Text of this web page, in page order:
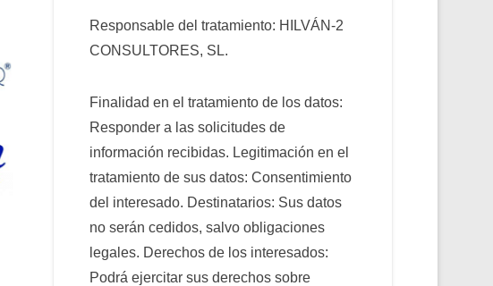
Responsable del tratamiento: HILVÁN-2
CONSULTORES, SL.
Finalidad en el tratamiento de los datos:
Responder a las solicitudes de
información recibidas. Legitimación en el
tratamiento de sus datos: Consentimiento
del interesado. Destinatarios: Sus datos
no serán cedidos, salvo obligaciones
legales. Derechos de los interesados:
Podrá ejercitar sus derechos sobre